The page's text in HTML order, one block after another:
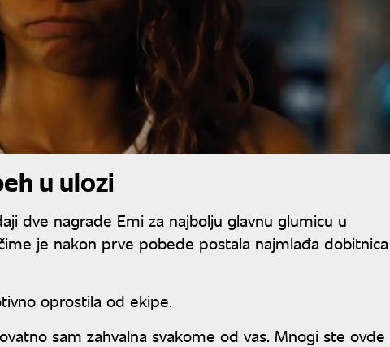
u ulozi
dve nagrade Emi za najbolju glavnu glumicu u
je nakon prve pobede postala najmlađa dobitnica
oprostila od ekipe.
sam zahvalna svakome od vas. Mnogi ste ovde